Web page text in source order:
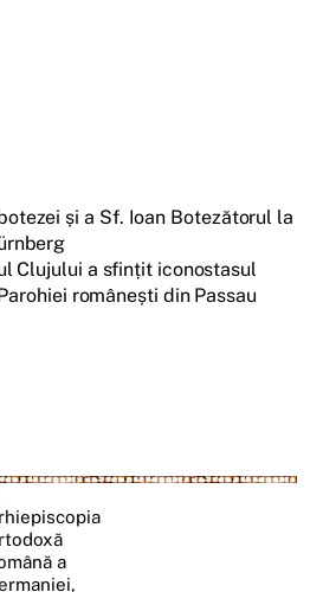
și a Sf. Ioan Botezătorul la
Clujului a sfințit iconostasul
românești din Passau
a